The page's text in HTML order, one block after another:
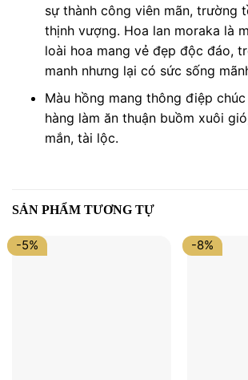
sự thành công viên mãn, trường
thịnh vượng. Hoa lan moraka là
loài hoa mang vẻ đẹp độc đáo,
manh nhưng lại có sức sống
Màu hồng mang thông điệp
hàng làm ăn thuận buồm xuôi
mắn, tài lộc.
SẢN PHẨM TƯƠNG TỰ
-5% -8%